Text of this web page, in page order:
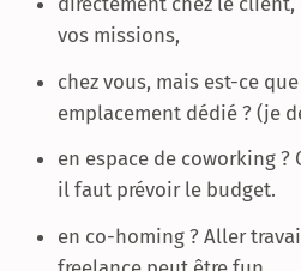
vos missions,
chez vous, mais est-ce
emplacement dédié ? (je
en espace de coworking ?
il faut prévoir le budget.
en co-homing ? Aller